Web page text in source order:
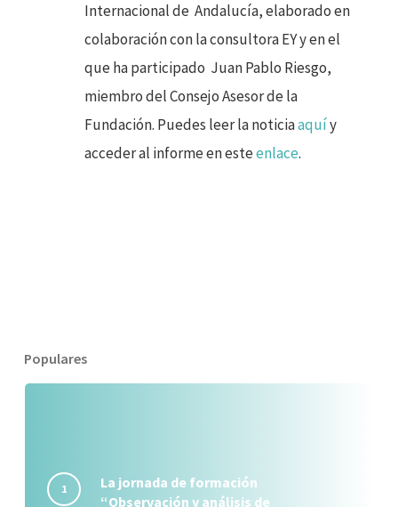
Internacional de Andalucía, elaborado en
colaboración con la consultora EY y en el
que ha participado Juan Pablo Riesgo,
miembro del Consejo Asesor de la
Fundación. Puedes leer lanoticiaaquíy
acceder al informe en esteenlace.
Populares
La jornada de formación
“Observación y análisis de